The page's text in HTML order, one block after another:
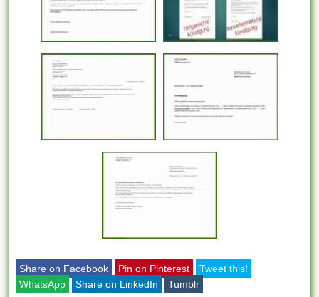
Share on Facebook Pin on Pinterest
Tweet this!
WhatsApp
Share on LinkedIn Tumblr